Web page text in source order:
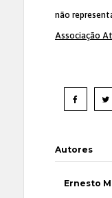
não
Associação
Autores
Ernesto